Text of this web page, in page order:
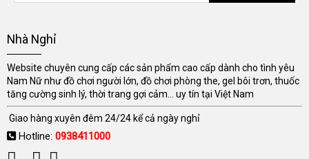
Nhà Nghỉ
Website chuyên cung cấp các sản phẩm cao cấp dành cho tình yêu
Nam Nữ như đồ chơi người lớn, đồ chơi phòng the, gel bôi trơn, thuốc
tăng cường sinh lý, thời trang gợi cảm... uy tín tại Việt Nam
Giao hàng xuyên đêm 24/24 kể cả ngày nghỉ
Hotline: 0938411000